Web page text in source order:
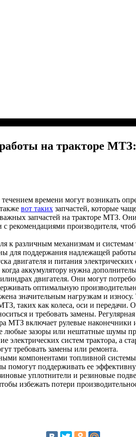
на тракторе
времени могут возникать
вот таких запчастей, которые
запчастей на тракторе МТЗ.
рекомендациями производителя,
к различным механизмам и
для поддержания надлежащей работы
двигателя и питания
аккумулятору нужна
двигателя. Они могут
оптимальную
значительным нагрузкам и
таких как колеса, оси и
и требовать замены.
МТЗ включает рулевые
любые зазоры или нештатные шумы
электрических систем трактора, а
требовать замены или ремонта.
компонентами топливной
помогут поддерживать ее
уплотнители и резиновые
избежать потери